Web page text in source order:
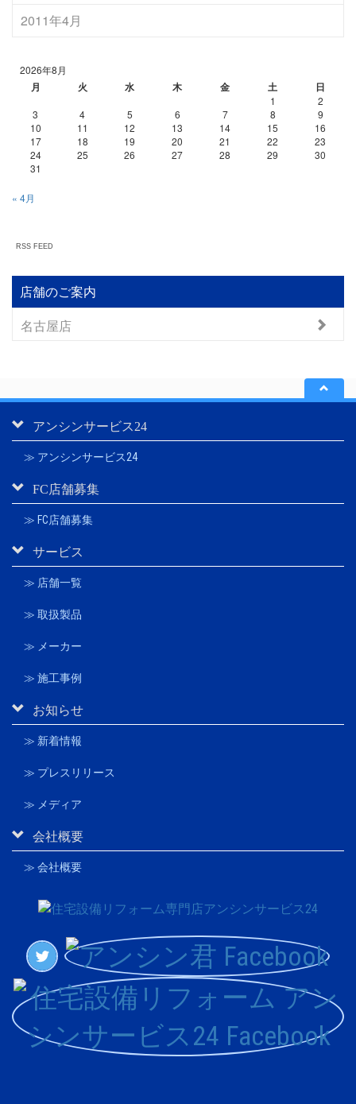
2011年4月
2026年8月
月 火 水 木 金 土 日
1
2
3
4 5 6 7 8
9
10
11 12 13 14 15
16
17
18 19 20 21 22
23
24
25 26 27 28 29
30
31
« 4月
RSS FEED
店舗のご案内
名古屋店
アンシンサービス24
≫ アンシンサービス24
FC店舗募集
≫ FC店舗募集
サービス
≫ 店舗一覧
≫ 取扱製品
≫ メーカー
≫ 施工事例
お知らせ
≫ 新着情報
≫ プレスリリース
≫ メディア
会社概要
≫ 会社概要